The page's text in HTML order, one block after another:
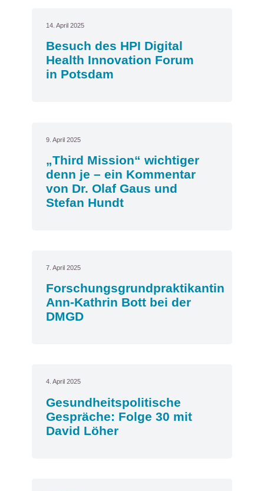
14. April 2025
Besuch des HPI Digital
Health Innovation Forum
in Potsdam
9. April 2025
„Third Mission“ wichtiger
denn je – ein Kommentar
von Dr. Olaf Gaus und
Stefan Hundt
7. April 2025
Forschungsgrundpraktikantin
Ann-Kathrin Bott bei der
DMGD
4. April 2025
Gesundheitspolitische
Gespräche: Folge 30 mit
David Löher